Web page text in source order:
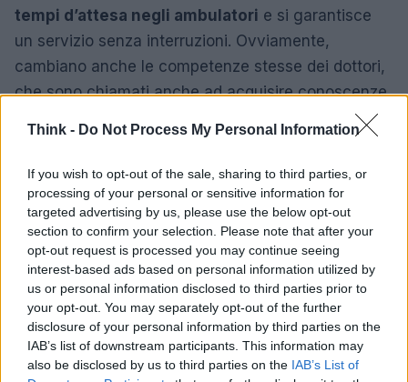
Think - Do Not Process My Personal Information
If you wish to opt-out of the sale, sharing to third parties, or
processing of your personal or sensitive information for
targeted advertising by us, please use the below opt-out
section to confirm your selection. Please note that after your
opt-out request is processed you may continue seeing
interest-based ads based on personal information utilized by
us or personal information disclosed to third parties prior to
your opt-out. You may separately opt-out of the further
disclosure of your personal information by third parties on the
IAB’s list of downstream participants. This information may
also be disclosed by us to third parties on the IAB’s List of
tempi d’attesa negli ambulatori e si garantisce
un servizio senza interruzioni. Ovviamente,
cambiano anche le competenze stesse dei dottori,
che sono chiamati anche ad acquisire conoscenze
informatiche – però a vantaggio di uno snellimento
notevole delle “carte” da compilare.